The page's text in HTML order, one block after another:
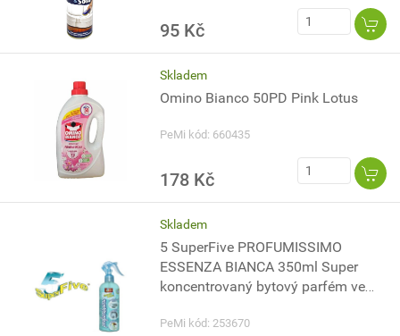
95 Kč
Skladem
Omino Bianco 50PD Pink Lotus
PeMi kód: 660435
178 Kč
Skladem
5 SuperFive PROFUMISSIMO
ESSENZA BIANCA 350ml Super
koncentrovaný bytový parfém ve
PeMi kód: 253670